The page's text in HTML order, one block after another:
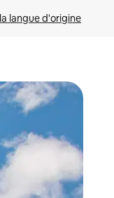
langue d'origine